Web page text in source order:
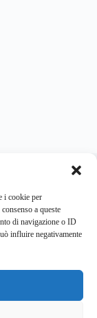
i cookie per
a queste
di navigazione o ID
influire negativamente
(VR)